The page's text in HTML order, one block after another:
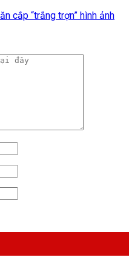
cắp “trắng trợn” hình ảnh